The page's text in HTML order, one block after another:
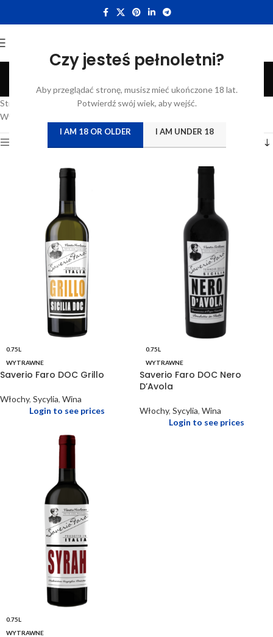
Czy jesteś pełnoletni?
Aby przeglądać stronę, musisz mieć ukończone 18 lat.
Potwierdź swój wiek, aby wejść.
I AM 18 OR OLDER I AM UNDER 18
Saverio
Categories
Strona główna
Katalog/Produkty oznaczone “Saverio”
Wyświetlanie wszystkich wyników: 3
0.75L
WYTRAWNE
Saverio Faro DOC Grillo
Włochy, Sycylia, Wina
Login to see prices
0.75L
WYTRAWNE
Saverio Faro DOC Nero
D’Avola
Włochy, Sycylia, Wina
Login to see prices
0.75L
WYTRAWNE